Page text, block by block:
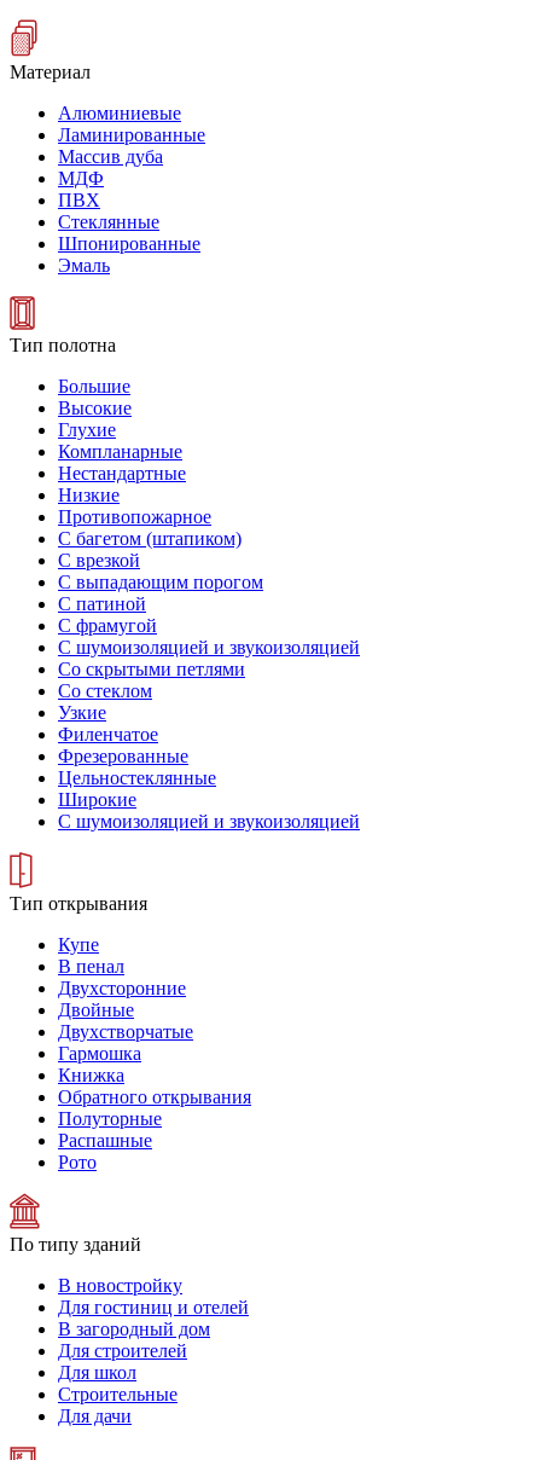
Материал
Алюминиевые
Ламинированные
Массив дуба
МДФ
ПВХ
Стеклянные
Шпонированные
Эмаль
Тип полотна
Большие
Высокие
Глухие
Компланарные
Нестандартные
Низкие
Противопожарное
С багетом (штапиком)
С врезкой
С выпадающим порогом
С патиной
С фрамугой
С шумоизоляцией и звукоизоляцией
Со скрытыми петлями
Со стеклом
Узкие
Филенчатое
Фрезерованные
Цельностеклянные
Широкие
С шумоизоляцией и звукоизоляцией
Тип открывания
Купе
В пенал
Двухсторонние
Двойные
Двухстворчатые
Гармошка
Книжка
Обратного открывания
Полуторные
Распашные
Рото
По типу зданий
В новостройку
Для гостиниц и отелей
В загородный дом
Для строителей
Для школ
Строительные
Для дачи